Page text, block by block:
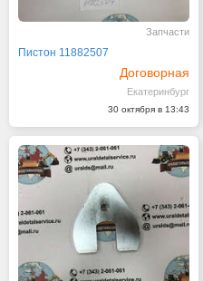
Запчасти
Пистон 11882507
Договорная
Екатеринбург
30 октября в 13:43